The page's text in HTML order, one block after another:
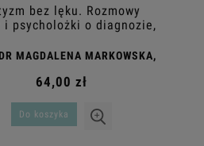
bez lęku. Rozmowy
i psycholożki o diagnozie,
wyzwaniach
MAGDALENA MARKOWSKA,
64,00 zł
Do koszyka